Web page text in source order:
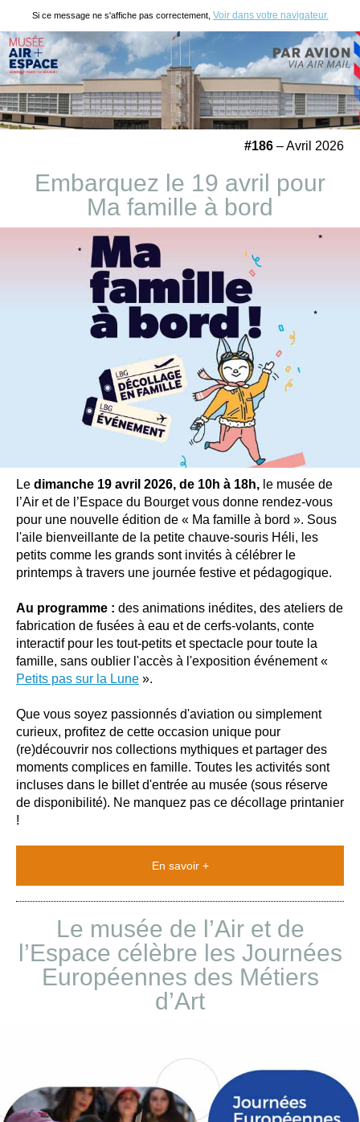
Si ce message ne s'affiche pas correctement, Voir dans votre navigateur.
#186 – Avril 2026
Embarquez le 19 avril pour
Ma famille à bord
Le dimanche 19 avril 2026, de 10h à 18h, le musée de
l’Air et de l’Espace du Bourget vous donne rendez-vous
pour une nouvelle édition de « Ma famille à bord ». Sous
l'aile bienveillante de la petite chauve-souris Héli, les
petits comme les grands sont invités à célébrer le
printemps à travers une journée festive et pédagogique.
Au programme : des animations inédites, des ateliers de
fabrication de fusées à eau et de cerfs-volants, conte
interactif pour les tout-petits et spectacle pour toute la
famille, sans oublier l'accès à l'exposition événement «
Petits pas sur la Lune ».
Que vous soyez passionnés d'aviation ou simplement
curieux, profitez de cette occasion unique pour
(re)découvrir nos collections mythiques et partager des
moments complices en famille. Toutes les activités sont
incluses dans le billet d'entrée au musée (sous réserve
de disponibilité). Ne manquez pas ce décollage printanier
!
En savoir +
Le musée de l’Air et de
l’Espace célèbre les Journées
Européennes des Métiers
d’Art